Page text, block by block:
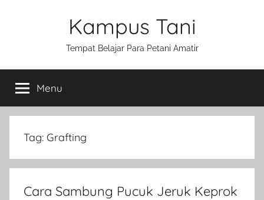
Kampus Tani
Tempat Belajar Para Petani Amatir
Menu
Tag: Grafting
Cara Sambung Pucuk Jeruk Keprok